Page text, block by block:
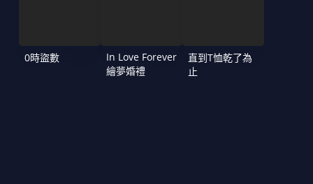
0時盜數
In Love Forever
繪夢婚禮
直到T恤乾了為
止